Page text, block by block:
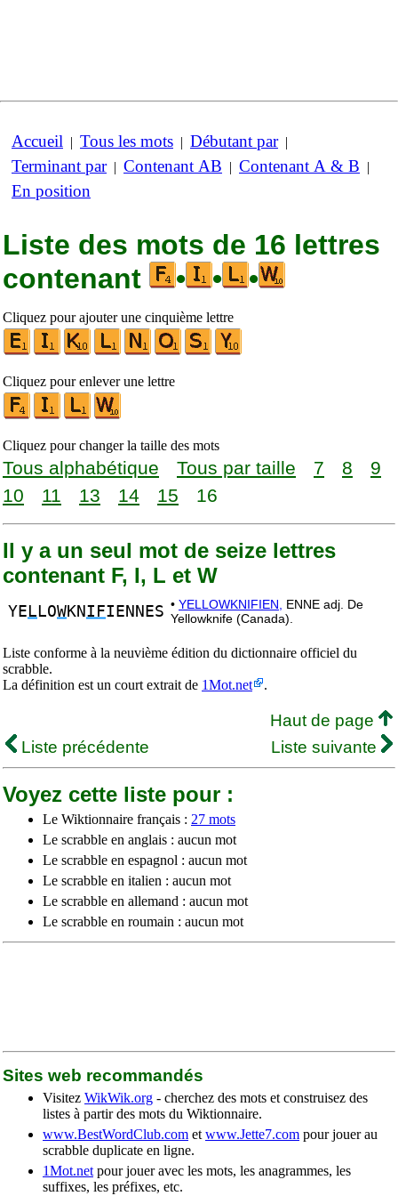
Accueil | Tous les mots | Débutant par|
Terminant par| Contenant AB | Contenant A & B |
En position
Liste des mots de 16 lettres
contenant
• • •
Cliquez pour ajouter une cinquième lettre
Cliquez pour enlever une lettre
Cliquez pour changer la taille des mots
Tous alphabétique Tous par taille 7 8
9
10
11 13 14 15 16
Il y a un seul mot de seize lettres
contenant F, I, L et W
YE L LOWKN IFIENNES • YELLOWKNIFIEN,
ENNE adj. De
Yellowknife (Canada).
Liste conforme à la neuvième édition du dictionnaire officiel du
scrabble.
La définition est un court extrait de 1Mot.net .
Haut de page
Liste précédente
Liste suivante
Voyez cette liste pour :
Le Wiktionnaire français : 27 mots
Le scrabble en anglais : aucun mot
Le scrabble en espagnol : aucun mot
Le scrabble en italien : aucun mot
Le scrabble en allemand : aucun mot
Le scrabble en roumain : aucun mot
Sites web recommandés
Visitez WikWik.org - cherchez des mots et construisez des
listes à partir des mots du Wiktionnaire.
www.BestWordClub.com et www.Jette7.com pour jouer au
scrabble duplicate en ligne.
1Mot.net pour jouer avec les mots, les anagrammes, les
suffixes, les préfixes, etc.